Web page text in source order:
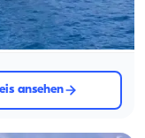
ansehen